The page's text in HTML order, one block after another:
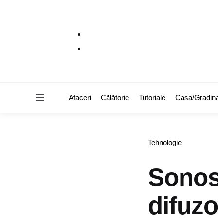
Afaceri Călătorie Tutoriale Casa/
Categories
Tehnologie